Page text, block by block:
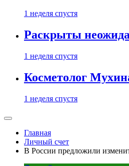
1 неделя спустя
Раскрыты
1 неделя спустя
Косметолог
1 неделя спустя
Главная
Личный счет
В России предложили